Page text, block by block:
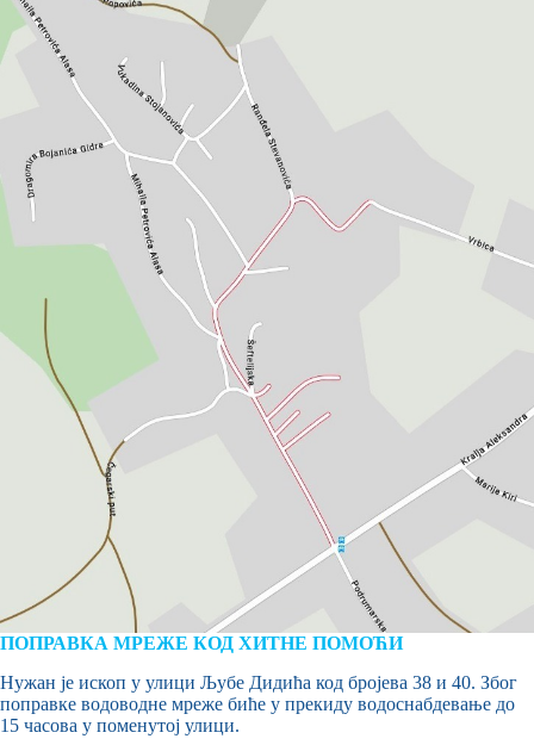
ПОПРАВКА МРЕЖЕ КОД ХИТНЕ ПОМОЋИ
Нужан је ископ у улици Љубе Дидића код бројева 38 и 40. Због
поправке водоводне мреже биће у прекиду водоснабдевање до
15 часова у поменутој улици.